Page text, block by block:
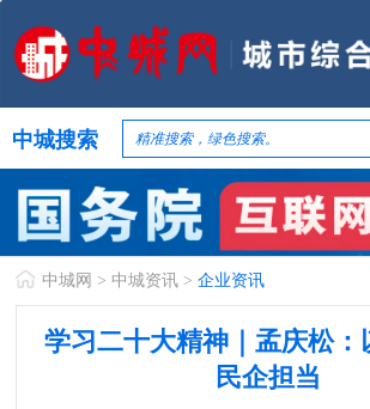
中城搜索
中城网 > 中城资讯 >企业资讯
学习二十大精神｜孟庆松：
民企担当